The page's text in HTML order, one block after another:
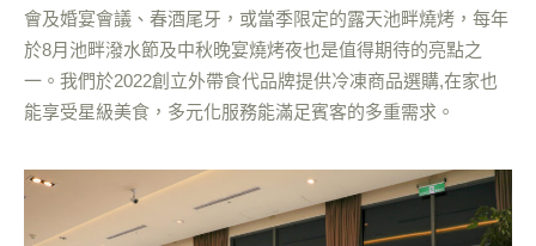
會及婚宴會議、春酒尾牙，或當季限定的露天池畔燒烤，每年
於8月池畔潑水節及中秋晚宴燒烤夜也是值得期待的亮點之
一。我們於2022創立外帶食代品牌提供冷凍商品選購,在家也
能享受星級美食，多元化服務能滿足賓客的多重需求。